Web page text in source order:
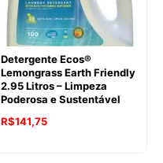
Detergente Ecos®
Lemongrass Earth Friendly
2.95 Litros – Limpeza
Poderosa e Sustentável
O
R$141,75O